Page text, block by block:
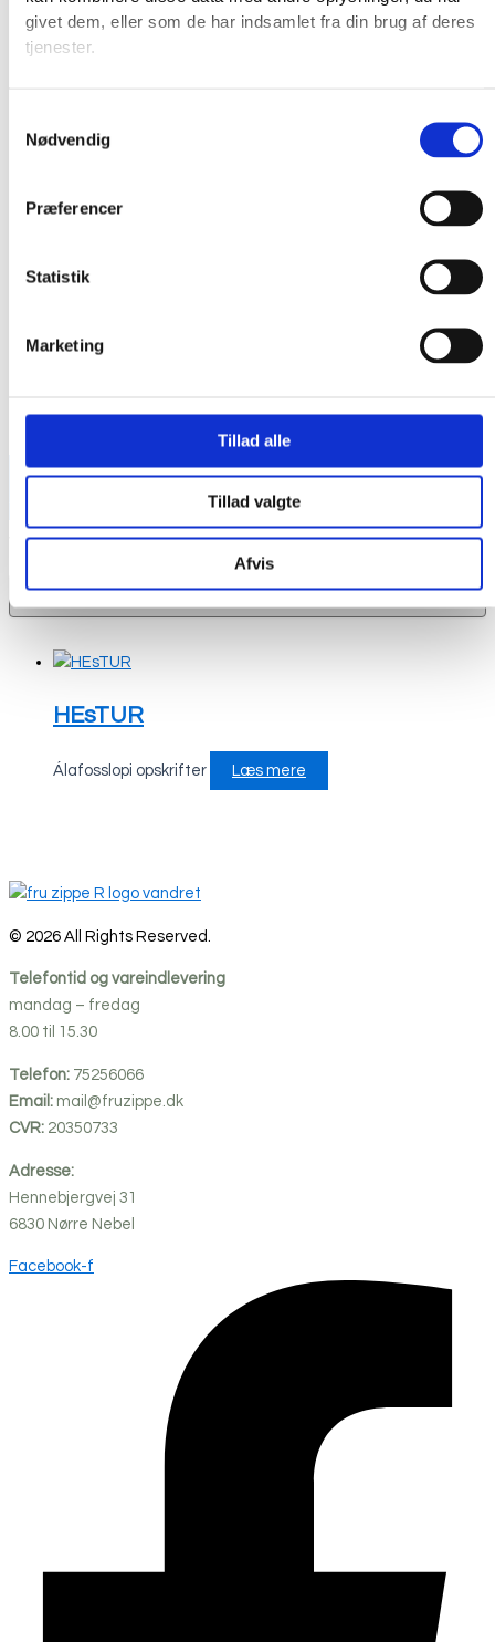
givet dem, eller som de har indsamlet fra din brug af deres
tjenester.
Nødvendig
Præferencer
Statistik
Marketing
Tillad alle
Tillad valgte
Afvis
Viser 1 resultat
HEsTUR
Álafosslopi opskrifter Læs mere
© 2026 All Rights Reserved.
Telefontid og vareindlevering
mandag – fredag
8.00 til 15.30
Telefon: 75256066
Email: mail@fruzippe.dk
CVR: 20350733
Adresse:
Hennebjergvej 31
6830 Nørre Nebel
Facebook-f